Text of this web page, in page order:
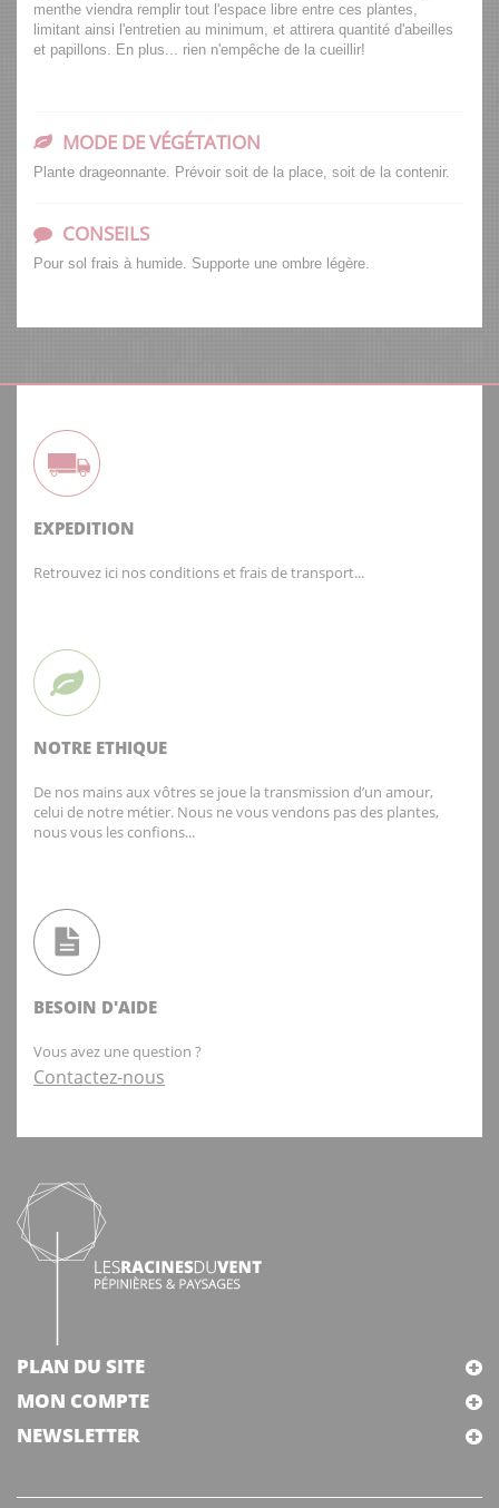
menthe viendra remplir tout l'espace libre entre ces plantes,
limitant ainsi l'entretien au minimum, et attirera quantité d'abeilles
et papillons. En plus... rien n'empêche de la cueillir!
MODE DE VÉGÉTATION
Plante drageonnante. Prévoir soit de la place, soit de la contenir.
CONSEILS
Pour sol frais à humide. Supporte une ombre légère.
EXPEDITION
Retrouvez ici nos conditions et frais de transport...
NOTRE ETHIQUE
De nos mains aux vôtres se joue la transmission d’un amour,
celui de notre métier. Nous ne vous vendons pas des plantes,
nous vous les confions...
BESOIN D'AIDE
Vous avez une question ?
Contactez-nous
PLAN DU SITE
MON COMPTE
NEWSLETTER